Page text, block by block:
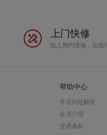
上门快修
线上预约维修，在线
帮助中心
常见问题解答
会员介绍
交易条款